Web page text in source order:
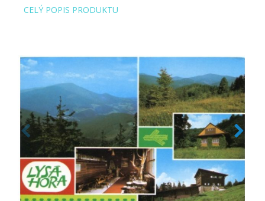
CELÝ POPIS PRODUKTU